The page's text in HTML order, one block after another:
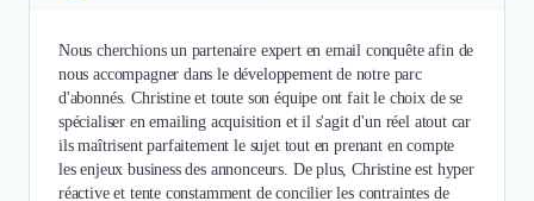
Nous cherchions un partenaire expert en email conquête afin de
nous accompagner dans le développement de notre parc
d'abonnés. Christine et toute son équipe ont fait le choix de se
spécialiser en emailing acquisition et il s'agit d'un réel atout car
ils maîtrisent parfaitement le sujet tout en prenant en compte
les enjeux business des annonceurs. De plus, Christine est hyper
réactive et tente constamment de concilier les contraintes de